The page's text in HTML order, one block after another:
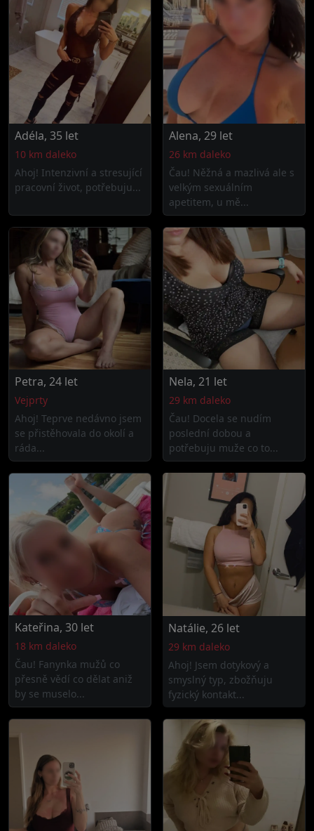
Adéla, 35 let
10 km daleko
Ahoj! Intenzivní a stresující
pracovní život, potřebuju...
Alena, 29 let
26 km daleko
Čau! Něžná a mazlivá ale s
velkým sexuálním
apetitem, u mě...
Petra, 24 let
Vejprty
Ahoj! Teprve nedávno jsem
se přistěhovala do okolí a
ráda...
Nela, 21 let
29 km daleko
Čau! Docela se nudím
poslední dobou a
potřebuju muže co to...
Kateřina, 30 let
18 km daleko
Čau! Fanynka mužů co
přesně vědí co dělat aniž
by se muselo...
Natálie, 26 let
29 km daleko
Ahoj! Jsem dotykový a
smyslný typ, zbožňuju
fyzický kontakt...